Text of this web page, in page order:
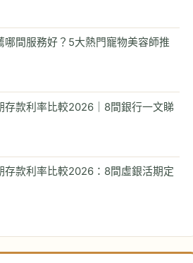
哪間服務好？5大熱門寵物美容師推
存款利率比較2026｜8間銀行一文睇
存款利率比較2026：8間虛銀活期定